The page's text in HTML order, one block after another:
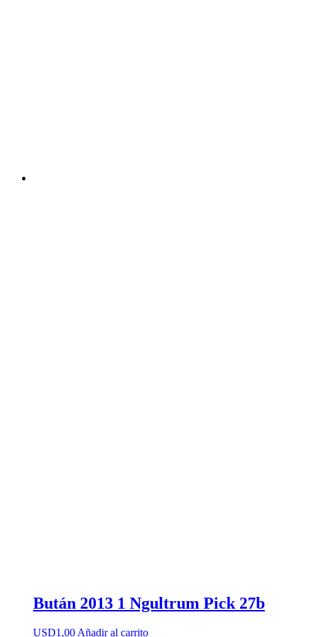
Bután 2013 1 Ngultrum Pick 27b
USD1,00 Añadir al carrito